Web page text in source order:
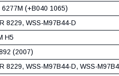
6277M (+B040 1065)
8229, WSS-M97B44-D
H5
(2007)
8229, WSS-M97B44-D, WSS-